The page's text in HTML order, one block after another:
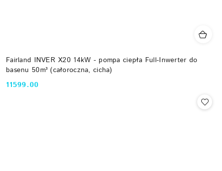
Fairland INVER X20 14kW - pompa ciepła Full-Inwerter do
basenu 50m³ (całoroczna, cicha)
Cena:
11599.00